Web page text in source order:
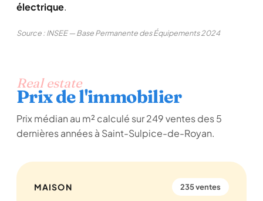
électrique.
Source : INSEE — Base Permanente des Équipements 2024
Real estate
Prix de l'immobilier
Prix médian au m² calculé sur 249 ventes des 5
dernières années à Saint-Sulpice-de-Royan.
MAISON 235 ventes